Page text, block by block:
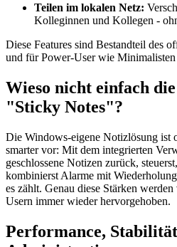
Teilen im lokalen Netz:
Kolleginnen und Kollegen -
Diese Features sind Bestandteil des
und für Power-User wie
Wieso nicht einfach
"Sticky Notes"?
Die Windows-eigene Notizlösung ist
smarter vor: Mit dem integrierten
geschlossene Notizen zurück,
kombinierst Alarme mit
es zählt. Genau diese Stärken
Usern immer wieder hervorgehoben.
Performance,